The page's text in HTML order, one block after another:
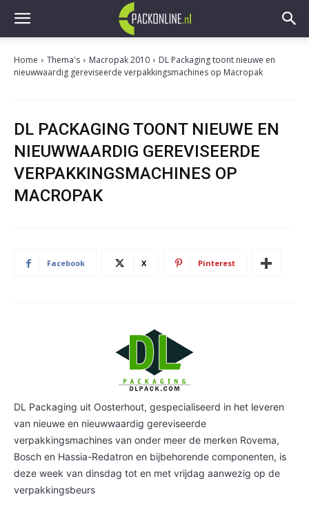
Home Thema's Macropak 2010
DL Packaging toont nieuwe en
nieuwwaardig gereviseerde verpakkingsmachines op Macropak
DL PACKAGING TOONT NIEUWE EN
NIEUWWAARDIG GEREVISEERDE
VERPAKKINGSMACHINES OP
MACROPAK
Facebook X Pinterest
DL Packaging uit Oosterhout, gespecialiseerd in het leveren
van nieuwe en nieuwwaardig gereviseerde
verpakkingsmachines van onder meer de merken Rovema,
Bosch en Hassia-Redatron en bijbehorende componenten, is
deze week van dinsdag tot en met vrijdag aanwezig op de
verpakkingsbeurs